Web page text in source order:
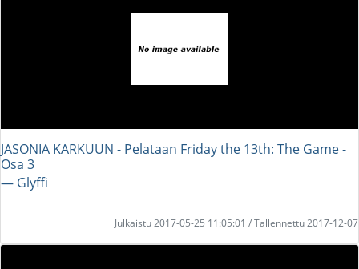
JASONIA KARKUUN - Pelataan Friday the 13th: The Game -
Osa 3
― Glyffi
Julkaistu 2017-05-25 11:05:01 / Tallennettu 2017-12-07